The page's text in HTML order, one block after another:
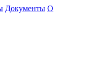
Документы О